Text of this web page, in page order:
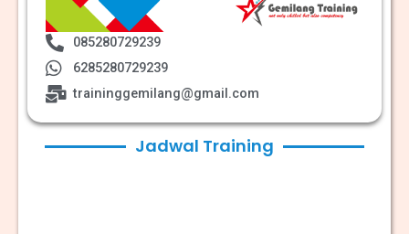
085280729239
6285280729239
traininggemilang@gmail.com
Jadwal Training